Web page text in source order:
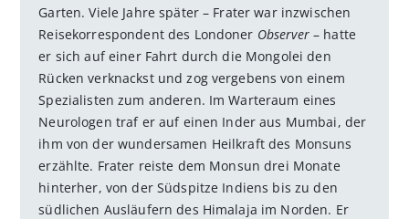
Garten. Viele Jahre später – Frater war inzwischen
Reisekorrespondent des Londoner Observer– hatte
er sich auf einer Fahrt durch die Mongolei den
Rücken verknackst und zog vergebens von einem
Spezialisten zum anderen. Im Warteraum eines
Neurologen traf er auf einen Inder aus Mumbai, der
ihm von der wundersamen Heilkraft des Monsuns
erzählte. Frater reiste dem Monsun drei Monate
hinterher, von der Südspitze Indiens bis zu den
südlichen Ausläufern des Himalaja im Norden. Er